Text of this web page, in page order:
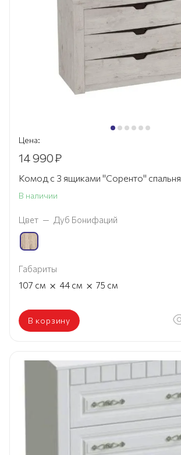
Цена:
14 990₽
Комод с 3 ящиками "Соренто" спальня
В наличии
Цвет — Дуб Бонифаций
Габариты
107 см × 44 см × 75 см
В корзину